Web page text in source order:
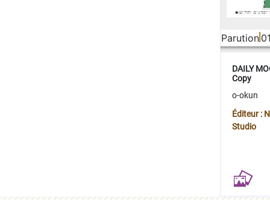
Parution
DAILY
Copy
o-okun
Éditeur :
Studio